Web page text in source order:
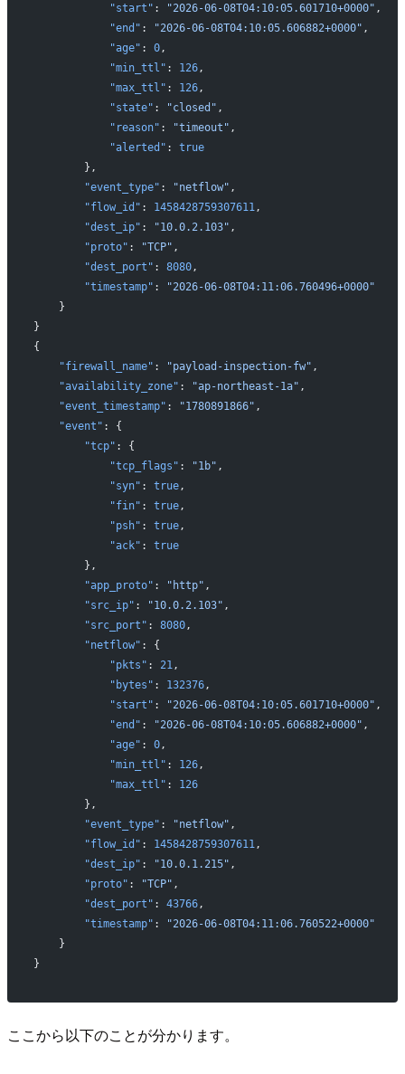
            "start"
: "2026-06-08T04:10:05.601710+0000" ,
            "end"
: "2026-06-08T04:10:05.606882+0000" ,
            "age"
: 0,
            "min_ttl"
: 126,
            "max_ttl"
: 126,
            "state"
: "closed" ,
            "reason"
: "timeout" ,
            "alerted"
: true
        },
        "event_type"
: "netflow" ,
        "flow_id"
: 1458428759307611,
        "dest_ip"
: "10.0.2.103" ,
        "proto"
: "TCP" ,
        "dest_port"
: 8080,
        "timestamp"
:
"2026-06-08T04:11:06.760496+0000"
    }
}
{
    "firewall_name"
: "payload-inspection-fw" ,
    "availability_zone"
: "ap-northeast-1a" ,
    "event_timestamp"
: "1780891866" ,
    "event"
: {
        "tcp"
: {
            "tcp_flags"
: "1b" ,
            "syn"
: true,
            "fin"
: true,
            "psh"
: true,
            "ack"
: true
        },
        "app_proto"
: "http" ,
        "src_ip"
: "10.0.2.103" ,
        "src_port"
: 8080,
        "netflow"
: {
            "pkts"
: 21,
            "bytes"
: 132376,
            "start"
: "2026-06-08T04:10:05.601710+0000" ,
            "end"
: "2026-06-08T04:10:05.606882+0000" ,
            "age"
: 0,
            "min_ttl"
: 126,
            "max_ttl"
: 126
        },
        "event_type"
: "netflow" ,
        "flow_id"
: 1458428759307611,
        "dest_ip"
: "10.0.1.215" ,
        "proto"
: "TCP" ,
        "dest_port"
: 43766,
        "timestamp"
:
"2026-06-08T04:11:06.760522+0000"
    }
}
ここから以下のことが分かります。